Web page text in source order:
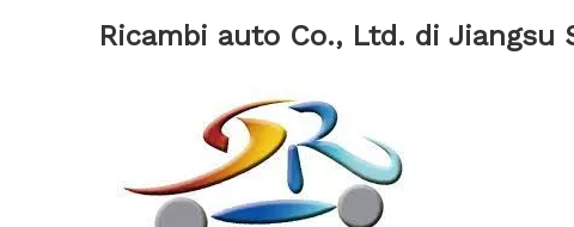
Ricambi auto Co., Ltd. di Jiangsu